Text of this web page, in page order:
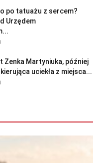
po tatuażu z sercem?
Urzędem
Zenka Martyniuka, później
uciekła z miejsca...